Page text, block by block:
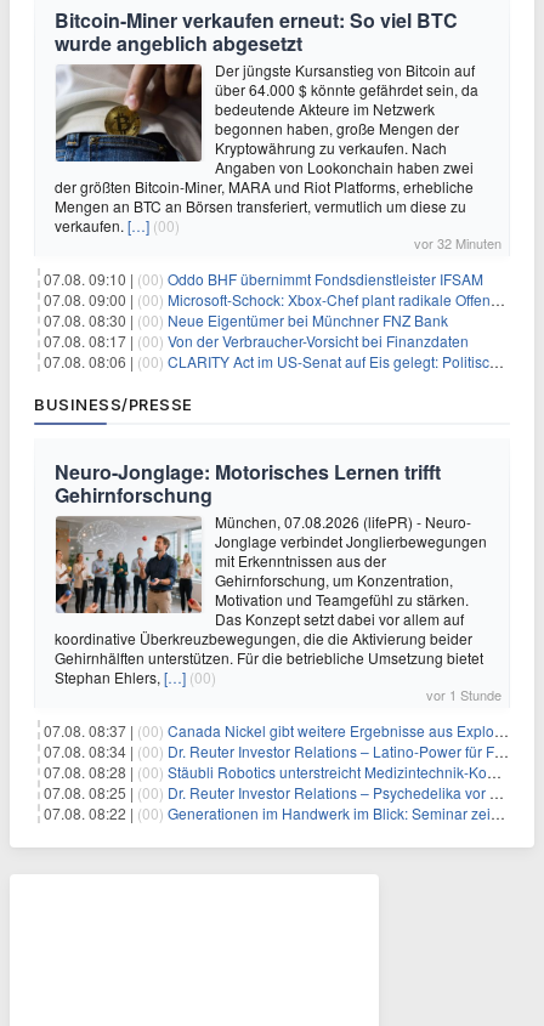
Bitcoin-Miner verkaufen erneut: So viel BTC
wurde angeblich abgesetzt
Der jüngste Kursanstieg von Bitcoin auf
über 64.000 $ könnte gefährdet sein, da
bedeutende Akteure im Netzwerk
begonnen haben, große Mengen der
Kryptowährung zu verkaufen. Nach
Angaben von Lookonchain haben zwei
der größten Bitcoin-Miner, MARA und Riot Platforms, erhebliche
Mengen an BTC an Börsen transferiert, vermutlich um diese zu
verkaufen.[…] (00)
vor 32 Minuten
07.08. 09:10 | (00) Oddo BHF übernimmt Fondsdienstleister IFSAM
07.08. 09:00 | (00) Microsoft-Schock: Xbox-Chef plant radikale Offensive – Gewinnmarge bis 2030 verdoppelt?
07.08. 08:30 | (00) Neue Eigentümer bei Münchner FNZ Bank
07.08. 08:17 | (00) Von der Verbraucher-Vorsicht bei Finanzdaten
07.08. 08:06 | (00) CLARITY Act im US-Senat auf Eis gelegt: Politische Differenzen verzögern Krypto-Gesetzgebung bis September
BUSINESS/PRESSE
Neuro-Jonglage: Motorisches Lernen trifft
Gehirnforschung
München, 07.08.2026 (lifePR) - Neuro-
Jonglage verbindet Jonglierbewegungen
mit Erkenntnissen aus der
Gehirnforschung, um Konzentration,
Motivation und Teamgefühl zu stärken.
Das Konzept setzt dabei vor allem auf
koordinative Überkreuzbewegungen, die die Aktivierung beider
Gehirnhälften unterstützen. Für die betriebliche Umsetzung bietet
Stephan Ehlers,[…] (00)
vor 1 Stunde
07.08. 08:37 | (00) Canada Nickel gibt weitere Ergebnisse aus Explorationsbohrungen sowie die bislang hochgradigsten Abschnitte im Reid-Nickelsulfid-Projekt bekannt
07.08. 08:34 | (00) Dr. Reuter Investor Relations – Latino-Power für Frequentis
07.08. 08:28 | (00) Stäubli Robotics unterstreicht Medizintechnik-Kompetenz
07.08. 08:25 | (00) Dr. Reuter Investor Relations – Psychedelika vor dem Milliarden-Durchbruch: Warum Eli Lillys Deal den Beginn eines neuen Therapiemarktes markieren könnte
07.08. 08:22 | (00) Generationen im Handwerk im Blick: Seminar zeigt praxisnahe Strategien zur Führung